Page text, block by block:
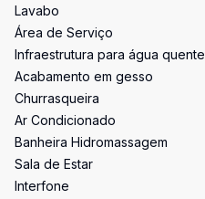
Lavabo
Área de Serviço
Infraestrutura para água quente
Acabamento em gesso
Churrasqueira
Ar Condicionado
Banheira Hidromassagem
Sala de Estar
Interfone